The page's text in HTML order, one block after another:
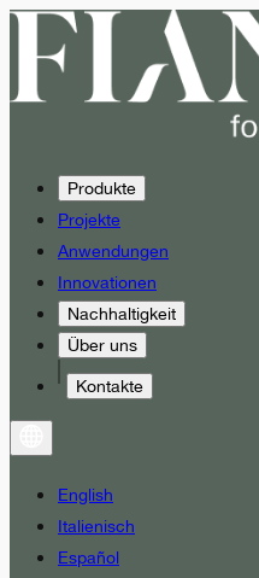
Produkte
Projekte
Anwendungen
Innovationen
Nachhaltigkeit
Über uns
Kontakte
English
Italienisch
Español